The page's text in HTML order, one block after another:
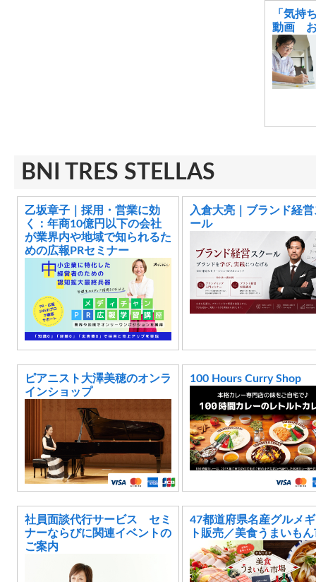
「気持
動画 お
BNI TRES STELLAS
乙坂章子｜採用・営業に効
く：年商10億円以下の会社
が業界内や地域で知られるた
めの広報PRセミナー
入倉大亮｜ブランド経
ール
ピアニスト大澤美穂のオンラ
インショップ
100 Hours Curry Shop
社員面談代行サービス セミ
ナーならびに関連イベントの
ご案内
47都道府県名産グルメ
ト販売／美食うまいも